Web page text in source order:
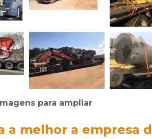
para ampliar
a melhor a empresa